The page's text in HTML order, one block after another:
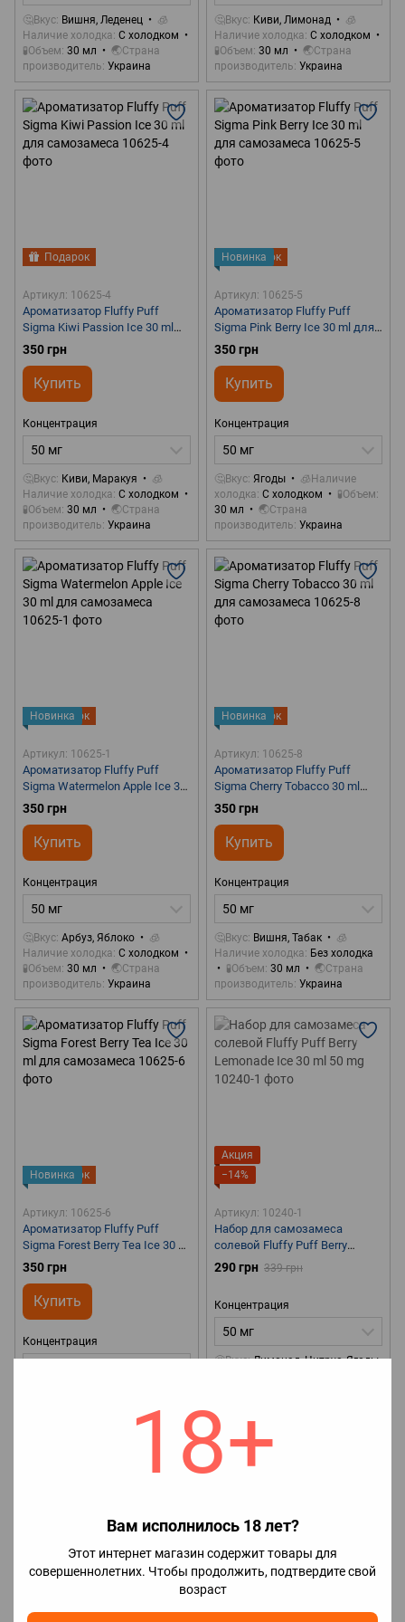
18+
Вам исполнилось 18 лет?
Этот интернет магазин содержит товары для
совершеннолетних. Чтобы продолжить, подтвердите свой
возраст
🤔Вкус Вишня, Леденец
🧊
Наличие холодка С холодком
🧪Объем 30 мл
🌏Страна
производитель Украина
🤔Вкус Киви, Лимонад
🧊
Наличие холодка С холодком
🧪Объем 30 мл
🌏Страна
производитель Украина
Подарок
Артикул: 10625-4
Ароматизатор Fluffy Puff
Sigma Kiwi Passion Ice 30 ml
для самозамеса
350 грн
Купить
Концентрация
50 мг
🤔Вкус Киви, Маракуя
🧊
Наличие холодка С холодком
🧪Объем 30 мл
🌏Страна
производитель Украина
Подарок
Новинка
Артикул: 10625-5
Ароматизатор Fluffy Puff
Sigma Pink Berry Ice 30 ml для
самозамеса
350 грн
Купить
Концентрация
50 мг
🤔Вкус Ягоды
🧊Наличие
холодка С холодком
🧪Объем
30 мл
🌏Страна
производитель Украина
Подарок
Новинка
Артикул: 10625-1
Ароматизатор Fluffy Puff
Sigma Watermelon Apple Ice 30
ml для самозамеса
350 грн
Купить
Концентрация
50 мг
🤔Вкус Арбуз, Яблоко
🧊
Наличие холодка С холодком
🧪Объем 30 мл
🌏Страна
производитель Украина
Подарок
Новинка
Артикул: 10625-8
Ароматизатор Fluffy Puff
Sigma Cherry Tobacco 30 ml
для самозамеса
350 грн
Купить
Концентрация
50 мг
🤔Вкус Вишня, Табак
🧊
Наличие холодка Без холодка
🧪Объем 30 мл
🌏Страна
производитель Украина
Подарок
Новинка
Артикул: 10625-6
Ароматизатор Fluffy Puff
Sigma Forest Berry Tea Ice 30 ml
для самозамеса
350 грн
Купить
Концентрация
🧪Объем
Акция
−14%
Артикул: 10240-1
Набор для самозамеса
солевой Fluffy Puff Berry
Lemonade Ice 30 ml 50 mg
290 грн 339 грн
Концентрация
50 мг
🤔Вкус Лимонад, Цитрус, Ягоды
Украина
Акция
Хит